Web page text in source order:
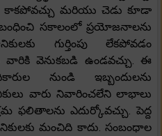
మరియు చెడు కూడా
సకాలంలో ప్రయోజనాలను
గుర్తింపు లేకపోవడం
వెనుకబడి ఉండవచ్చు. ఈ
నుండి ఇబ్బందులను
వారు నివారించలేని లాభాలు
ఫలితాలను ఎదుర్కోవచ్చు. పెద్ద
మంచిది కాదు. సంబంధాల